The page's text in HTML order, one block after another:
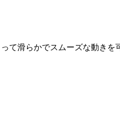
滑らかでスムーズな動きを